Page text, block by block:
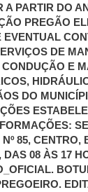
PARTIR DO
PREGÃO
DE
E
DO
85,
08 ÀS 17